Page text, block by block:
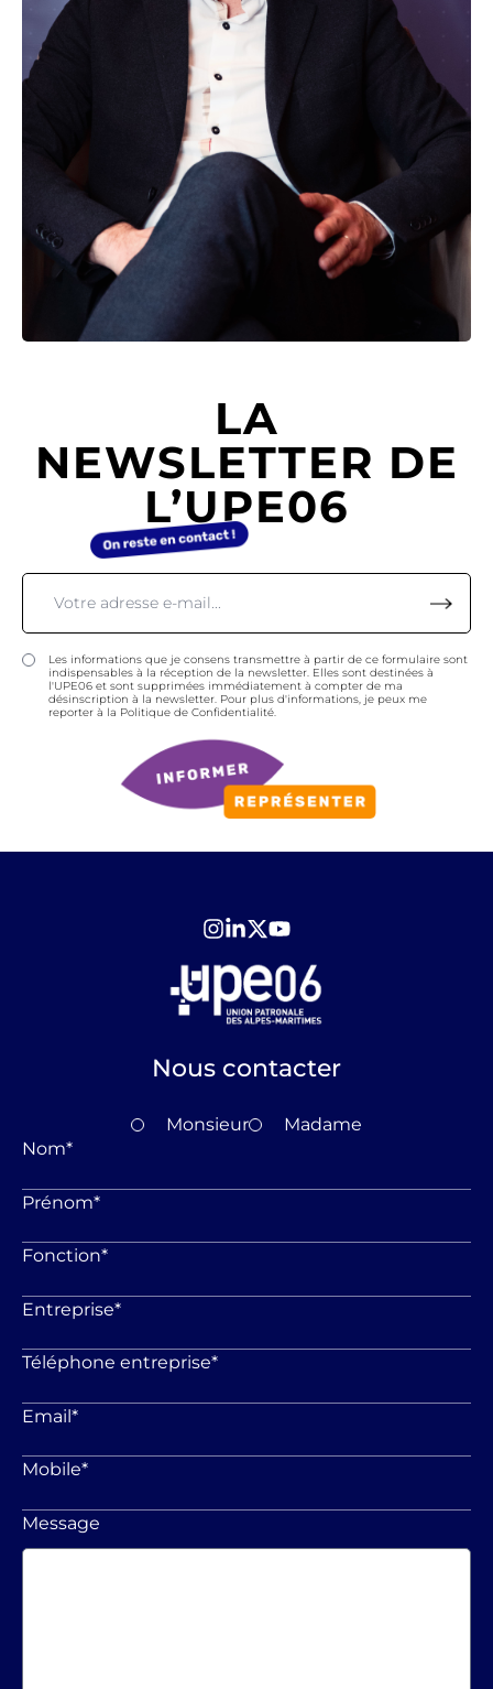
LA
NEWSLETTER DE
L’UPE06
Les informations que je consens transmettre à partir de ce formulaire sont
indispensables à la réception de la newsletter. Elles sont destinées à
l'UPE06 et sont supprimées immédiatement à compter de ma
désinscription à la newsletter. Pour plus d'informations, je peux me
reporter à la Politique de Confidentialité.
Nous contacter
Monsieur
Madame
Nom*
Prénom*
Fonction*
Entreprise*
Téléphone entreprise*
Email*
Mobile*
Message